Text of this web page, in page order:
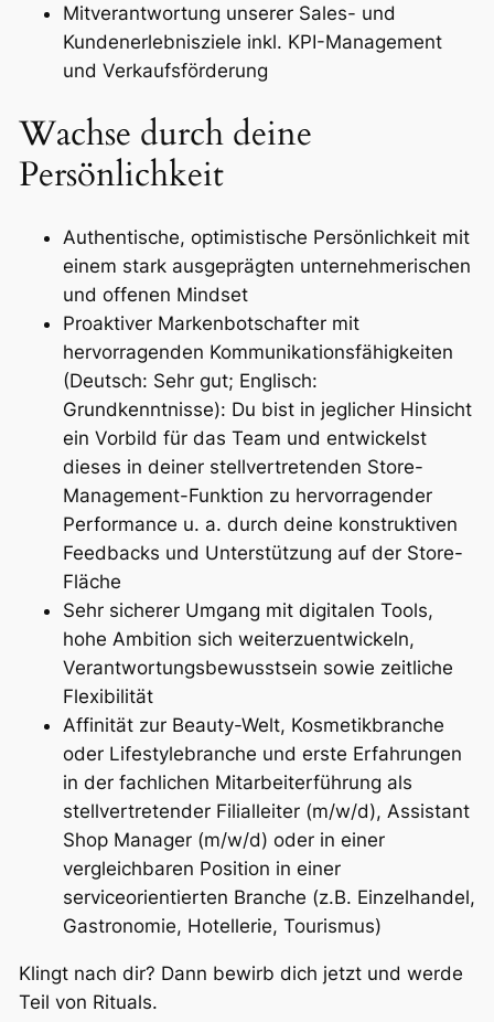
Mitverantwortung unserer Sales- und
Kundenerlebnisziele inkl. KPI-Management
und Verkaufsförderung
Wachse durch deine
Persönlichkeit
Authentische, optimistische Persönlichkeit mit
einem stark ausgeprägten unternehmerischen
und offenen Mindset
Proaktiver Markenbotschafter mit
hervorragenden Kommunikationsfähigkeiten
(Deutsch: Sehr gut; Englisch:
Grundkenntnisse): Du bist in jeglicher Hinsicht
ein Vorbild für das Team und entwickelst
dieses in deiner stellvertretenden Store-
Management-Funktion zu hervorragender
Performance u. a. durch deine konstruktiven
Feedbacks und Unterstützung auf der Store-
Fläche
Sehr sicherer Umgang mit digitalen Tools,
hohe Ambition sich weiterzuentwickeln,
Verantwortungsbewusstsein sowie zeitliche
Flexibilität
Affinität zur Beauty-Welt, Kosmetikbranche
oder Lifestylebranche und erste Erfahrungen
in der fachlichen Mitarbeiterführung als
stellvertretender Filialleiter (m/w/d), Assistant
Shop Manager (m/w/d) oder in einer
vergleichbaren Position in einer
serviceorientierten Branche (z.B. Einzelhandel,
Gastronomie, Hotellerie, Tourismus)
Klingt nach dir? Dann bewirb dich jetzt und werde
Teil von Rituals.